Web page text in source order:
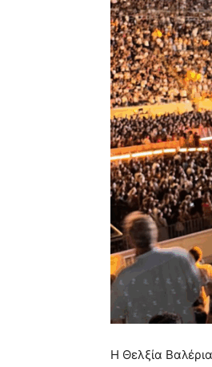
Η Θελξία